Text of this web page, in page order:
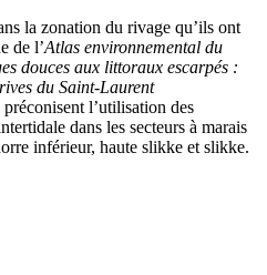
la zonation du rivage qu’ils ont
de l’Atlas environnemental du
douces aux littoraux escarpés :
du Saint-Laurent
l’utilisation des
dans les secteurs à marais
inférieur, haute slikke et slikke.